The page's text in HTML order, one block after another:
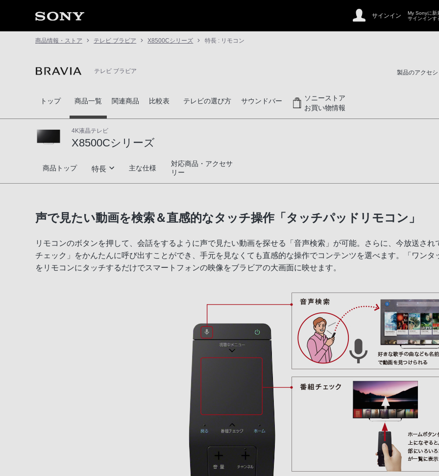
サインイン
My Sonyに新
サインインす
商品情報・ストア テレビ ブラビア X8500Cシリーズ 特長 : リモコン
テレビ ブラビア 製品のアクセ
トップ 商品一覧 関連商品 比較表 テレビの選び方 サウンドバー
ソニーストア
お買い物情報
4K液晶テレビ
X8500Cシリーズ
X8500Cシリーズ
商品トップ 特長
高音質
Android TV（TM）
録画
主な仕様
対応商品・アクセサ
リー
声で見たい動画を検索＆直感的なタッチ操作「タッチパッドリモコン」
リモコンのボタンを押して、会話をするように声で見たい動画を探せる「音声検索」が可能。さらに、今放送さ
チェック」をかんたんに呼び出すことができ、手元を見なくても直感的な操作でコンテンツを選べます。「ワン
をリモコンにタッチするだけでスマートフォンの映像をブラビアの大画面に映せます。